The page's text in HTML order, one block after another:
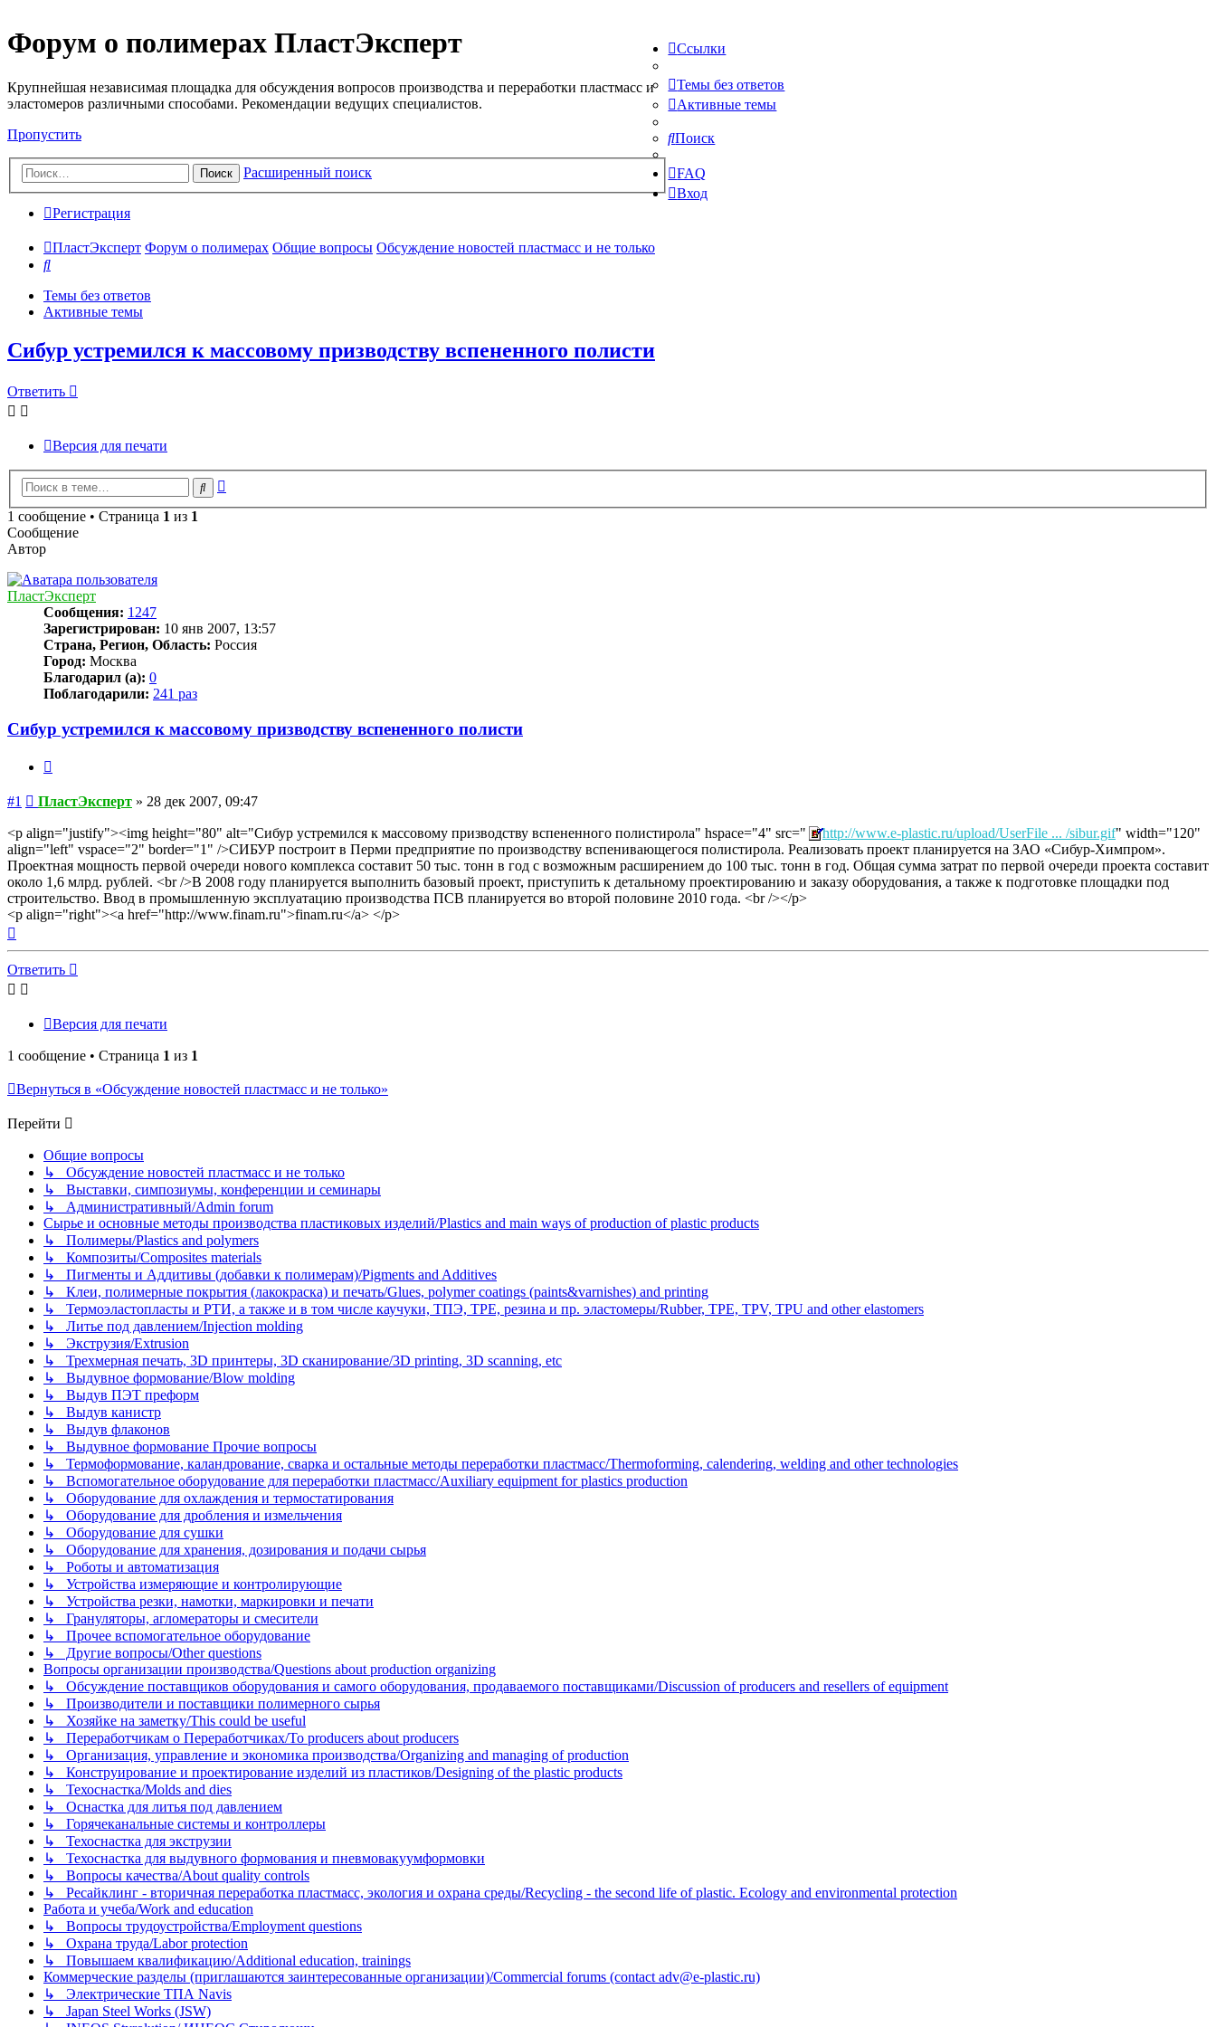
Форум о полимерах ПластЭксперт
Крупнейшая независимая площадка для обсуждения вопросов производства и переработки пластмасс и
эластомеров различными способами. Рекомендации ведущих специалистов.
Пропустить
Поиск Расширенный поиск
Ссылки
Темы без ответов
Активные темы
Поиск
FAQ
Вход
Регистрация
ПластЭксперт Форум о полимерах Общие вопросы Обсуждение новостей пластмасс и не только
Поиск
Темы без ответов
Активные темы
Сибур устремился к массовому призводству вспененного полисти
Ответить
Версия для печати
Поиск
1 сообщение • Страница 1 из 1
Сообщение
Автор
ПластЭксперт
Сообщения: 1247
Зарегистрирован: 10 янв 2007, 13:57
Страна, Регион, Область: Россия
Город: Москва
Благодарил (а): 0
Поблагодарили: 241 раз
Сибур устремился к массовому призводству вспененного полисти
#1 Сообщение
ПластЭксперт » 28 дек 2007, 09:47
<p align="justify"><img height="80" alt="Сибур устремился к массовому призводству вспененного полистирола" hspace="4" src=" http://www.e-plastic.ru/upload/UserFile ... /sibur.gif" width="120"
align="left" vspace="2" border="1" />СИБУР построит в Перми предприятие по производству вспенивающегося полистирола. Реализовать проект планируется на ЗАО «Сибур-Химпром».
Проектная мощность первой очереди нового комплекса составит 50 тыс. тонн в год с возможным расширением до 100 тыс. тонн в год. Общая сумма затрат по первой очереди проекта составит
около 1,6 млрд. рублей. <br />В 2008 году планируется выполнить базовый проект, приступить к детальному проектированию и заказу оборудования, а также к подготовке площадки под
строительство. Ввод в промышленную эксплуатацию производства ПСВ планируется во второй половине 2010 года. <br /></p>
<p align="right"><a href="http://www.finam.ru">finam.ru</a> </p>
началу
Ответить
Версия для печати
1 сообщение • Страница 1 из 1
Вернуться в «Обсуждение новостей пластмасс и не только»
Перейти
Общие вопросы
↳ Обсуждение новостей пластмасс и не только
↳ Выставки, симпозиумы, конференции и семинары
↳ Административный/Admin forum
Сырье и основные методы производства пластиковых изделий/Plastics and main ways of production of plastic products
↳ Полимеры/Plastics and polymers
↳ Композиты/Сomposites materials
↳ Пигменты и Аддитивы (добавки к полимерам)/Pigments and Additives
↳ Клеи, полимерные покрытия (лакокраска) и печать/Glues, polymer coatings (paints&varnishes) and printing
↳ Термоэластопласты и РТИ, а также и в том числе каучуки, ТПЭ, TPE, резина и пр. эластомеры/Rubber, TPE, TPV, TPU and other elastomers
↳ Литье под давлением/Injection molding
↳ Экструзия/Extrusion
↳ Трехмерная печать, 3D принтеры, 3D сканирование/3D printing, 3D scanning, etc
↳ Выдувное формование/Blow molding
↳ Выдув ПЭТ преформ
↳ Выдув канистр
↳ Выдув флаконов
↳ Выдувное формование Прочие вопросы
↳ Термоформование, каландрование, сварка и остальные методы переработки пластмасс/Thermoforming, calendering, welding and other technologies
↳ Вспомогательное оборудование для переработки пластмасс/Auxiliary equipment for plastics production
↳ Оборудование для охлаждения и термостатирования
↳ Оборудование для дробления и измельчения
↳ Оборудование для сушки
↳ Оборудование для хранения, дозирования и подачи сырья
↳ Роботы и автоматизация
↳ Устройства измеряющие и контролирующие
↳ Устройства резки, намотки, маркировки и печати
↳ Грануляторы, агломераторы и смесители
↳ Прочее вспомогательное оборудование
↳ Другие вопросы/Other questions
Вопросы организации производства/Questions about production organizing
↳ Обсуждение поставщиков оборудования и самого оборудования, продаваемого поставщиками/Discussion of producers and resellers of equipment
↳ Производители и поставщики полимерного сырья
↳ Хозяйке на заметку/This could be useful
↳ Переработчикам о Переработчиках/To producers about producers
↳ Организация, управление и экономика производства/Organizing and managing of production
↳ Конструирование и проектирование изделий из пластиков/Designing of the plastic products
↳ Техоснастка/Molds and dies
↳ Оснастка для литья под давлением
↳ Горячеканальные системы и контроллеры
↳ Техоснастка для экструзии
↳ Техоснастка для выдувного формования и пневмовакуумформовки
↳ Вопросы качества/About quality controls
↳ Ресайклинг - вторичная переработка пластмасс, экология и охрана среды/Recycling - the second life of plastic. Ecology and environmental protection
Работа и учеба/Work and education
↳ Вопросы трудоустройства/Employment questions
↳ Охрана труда/Labor protection
↳ Повышаем квалификацию/Additional education, trainings
Коммерческие разделы (приглашаются заинтересованные организации)/Commercial forums (contact adv@e-plastic.ru)
↳ Электрические ТПА Navis
↳ Japan Steel Works (JSW)